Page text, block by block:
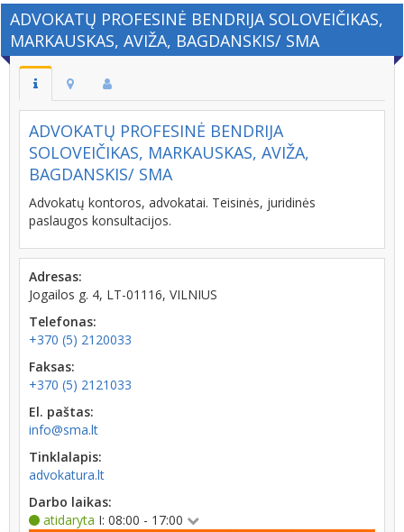
ADVOKATŲ PROFESINĖ BENDRIJA SOLOVEIČIKAS,
MARKAUSKAS, AVIŽA, BAGDANSKIS/ SMA
ADVOKATŲ PROFESINĖ BENDRIJA
SOLOVEIČIKAS, MARKAUSKAS, AVIŽA,
BAGDANSKIS/ SMA
Advokatų kontoros, advokatai. Teisinės, juridinės
paslaugos konsultacijos.
Adresas:
Jogailos g. 4, LT-01116, VILNIUS
Telefonas:
+370 (5) 2120033
Faksas:
+370 (5) 2121033
El. paštas:
info@sma.lt
Tinklalapis:
advokatura.lt
Darbo laikas:
atidaryta I: 08:00 - 17:00